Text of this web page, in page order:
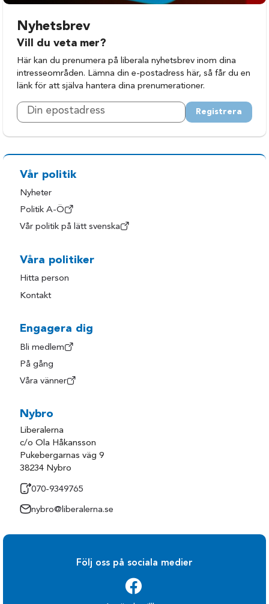
Nyhetsbrev
Vill du veta mer?
Här kan du prenumera på liberala nyhetsbrev inom dina
intresseområden. Lämna din e-postadress här, så får du en
länk för att själva hantera dina prenumerationer.
Registrera
Vår politik
Nyheter
Politik A-Ö
Vår politik på lätt svenska
Våra politiker
Hitta person
Kontakt
Engagera dig
Bli medlem
På gång
Våra vänner
Nybro
Liberalerna
c/o Ola Håkansson
Pukebergarnas väg 9
38234 Nybro
070-9349765
nybro@liberalerna.se
Följ oss på sociala medier